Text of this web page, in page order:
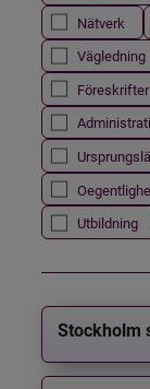
Nätverk
Vägledning
Föreskrifter
Utbildning
Stockholm